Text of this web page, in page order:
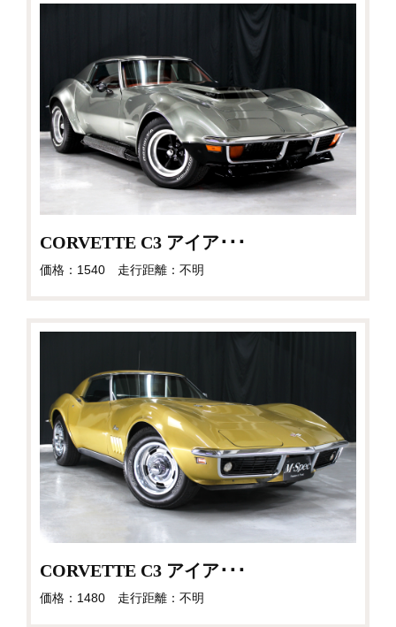
CORVETTE C3 アイア･･･
価格：1540 走行距離：不明
CORVETTE C3 アイア･･･
価格：1480 走行距離：不明